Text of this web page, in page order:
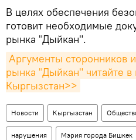
В целях обеспечения
готовит необходимые
рынка "Дыйкан".
Аргументы сторонников
рынка "Дыйкан" читайте в
Кыргызстан>>
Новости Кыргызстан
нарушения Мэрия города Бишкек